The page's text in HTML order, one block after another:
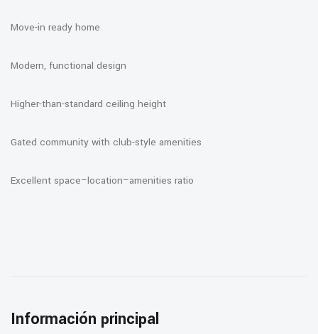
Move-in ready home
Modern, functional design
Higher-than-standard ceiling height
Gated community with club-style amenities
Excellent space–location–amenities ratio
Información principal